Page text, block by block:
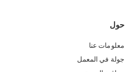
حول
معلومات عنا
جولة في المعمل